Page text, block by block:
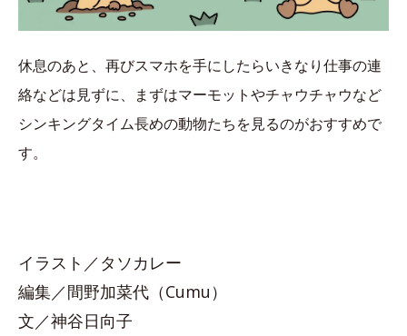
休息のあと、再びスマホを手にしたらいきなり仕事の連
絡などは見ずに、まずはマーモットやチャウチャウなど
シンキングタイム長めの動物たちを見るのがおすすめで
す。
イラスト／タソカレー
編集／間野加菜代（Cumu）
文／神谷日向子